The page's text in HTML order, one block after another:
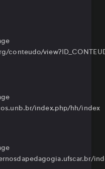
conteudo/
index.php/hh/index